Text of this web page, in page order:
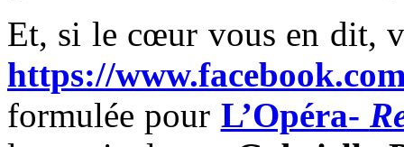
Et, si le cœur vous en dit,
https://
formulée pour L’Opéra-